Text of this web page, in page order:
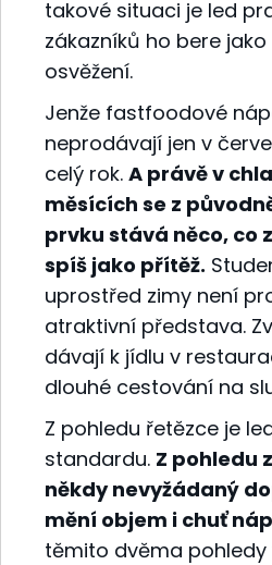
takové situaci je led
zákazníků ho bere
osvěžení.
Jenže fastfoodové
neprodávají jen v
celý rok. A právě v
měsících se z
prvku stává něco, co
spíš jako přítěž.
uprostřed zimy není
atraktivní představa.
dávají k jídlu v
dlouhé cestování na
Z pohledu řetězce je
standardu. Z pohledu
někdy nevyžádaný
mění objem i chuť
těmito dvěma pohledy